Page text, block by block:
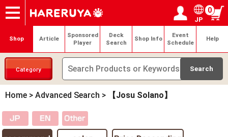
Onlineshop
Articles
Deck Search
Sponsored Players
Shop Info
Event Schedule
Contact Login / Register
My page
JP
0
Shop Article
Sponsored
Player
Deck
Search
Shop Info
Event
Schedule
Help
Category
Home > Advanced Search > 【Josu Solano】